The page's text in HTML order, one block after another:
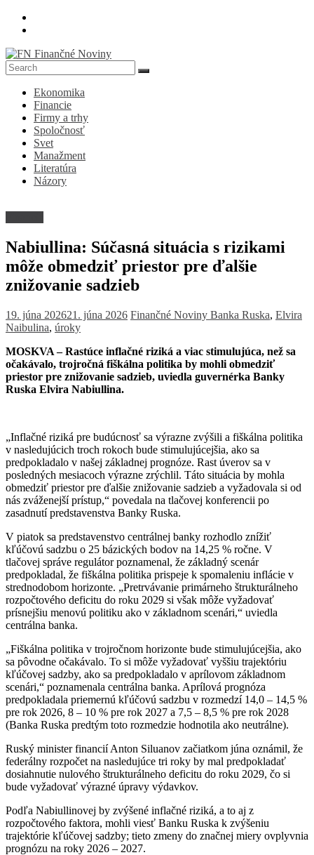
Skip
FN
Finančné
Noviny
Denník
ekonomike
spoločnosti
Ekonomika
Financie
Firmy a trhy
Spoločnosť
Svet
Manažment
Literatúra
Názory
Nabiullina: Súčasná situácia s rizikami
môže obmedziť priestor pre ďalšie
znižovanie sadzieb
19. júna 202621. júna 2026 Finančné Noviny Banka Ruska, Elvira
Naibulina, úroky
MOSKVA – Rastúce inflačné riziká a viac stimulujúca, než sa
očakávalo, trojročná fiškálna politika by mohli obmedziť
priestor pre znižovanie sadzieb, uviedla guvernérka Banky
Ruska Elvira Nabiullina.
„Inflačné riziká pre budúcnosť sa výrazne zvýšili a fiškálna politika
v nasledujúcich troch rokoch bude stimulujúcejšia, ako sa
predpokladalo v našej základnej prognóze. Rast úverov sa v
posledných mesiacoch výrazne zrýchlil. Táto situácia by mohla
obmedziť priestor pre ďalšie znižovanie sadzieb a vyžadovala si od
nás zváženejší prístup,“ povedala na tlačovej konferencii po
zasadnutí predstavenstva Banky Ruska.
V piatok sa predstavenstvo centrálnej banky rozhodlo znížiť
kľúčovú sadzbu o 25 bázických bodov na 14,25 % ročne. V
tlačovej správe regulátor poznamenal, že základný scenár
predpokladal, že fiškálna politika prispeje k spomaleniu inflácie v
strednodobom horizonte. „Pretrvávanie primárneho štrukturálneho
rozpočtového deficitu do roku 2029 si však môže vyžadovať
prísnejšiu menovú politiku ako v základnom scenári,“ uviedla
centrálna banka.
„Fiškálna politika v trojročnom horizonte bude stimulujúcejšia, ako
sa pôvodne očakávalo. To si môže vyžadovať vyššiu trajektóriu
kľúčovej sadzby, ako sa predpokladalo v aprílovom základnom
scenári,“ poznamenala centrálna banka. Aprílová prognóza
predpokladala priemernú kľúčovú sadzbu v rozmedzí 14,0 – 14,5 %
pre rok 2026, 8 – 10 % pre rok 2027 a 7,5 – 8,5 % pre rok 2028
(Banka Ruska predtým toto rozmedzie hodnotila ako neutrálne).
Ruský minister financií Anton Siluanov začiatkom júna oznámil, že
federálny rozpočet na nasledujúce tri roky by mal predpokladať
dosiahnutie nulového štrukturálneho deficitu do roku 2029, čo si
bude vyžadovať výrazné úpravy výdavkov.
Podľa Nabiullinovej by zvýšené inflačné riziká, a to aj z
rozpočtového faktora, mohli viesť Banku Ruska k zvýšeniu
trajektórie kľúčovej sadzby; tieto zmeny do značnej miery ovplyvnia
prognózu na roky 2026 – 2027.